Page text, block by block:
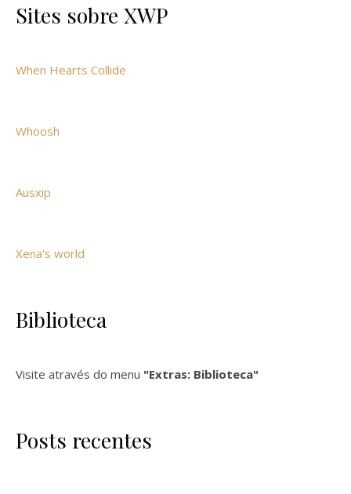
Sites sobre XWP
When Hearts Collide
Whoosh
Ausxip
Xena's world
Biblioteca
Visite através do menu "Extras: Biblioteca"
Posts recentes